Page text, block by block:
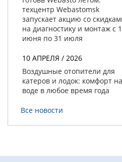
техцентр Webastomsk
запускает акцию со
на диагностику и монтаж с 1
июня по 31 июля
10 АПРЕЛЯ / 2026
Воздушные отопители для
катеров и лодок: комфорт на
воде в любое время года
Все новости